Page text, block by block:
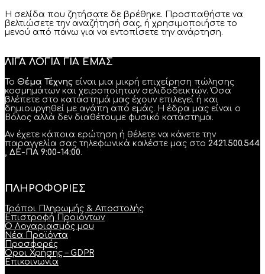
Η σελίδα που ζητήσατε δε βρέθηκε. Προσπαθήστε να
βελτιώσετε την αναζήτησή σας, ή χρησιμοποιήστε το
μενού από πάνω για να εντοπίσετε την ανάρτηση.
ΛΙΓΑ ΛΟΓΙΑ ΓΙΑ ΕΜΑΣ
Το Θέμα Τέχνης είναι μια μικρή επιχείρηση πώλησης
κοσμημάτων και χειροποίητων σελιδοδεικτών. Όσα
βλέπετε στο κατάστημά μας έχουν επιλεγεί ή και
δημιουργηθεί με αγάπη από εμάς. Η έδρα μας είναι ο
Βόλος αλλά δεν διαθέτουμε φυσικό κατάστημα.
Αν έχετε κάποια ερώτηση ή θέλετε να κάνετε την
παραγγελία σας τηλεφωνικά καλέστε μας στο 2421.500.544
, ΔΕ-ΠΑ 9:00-14:00.
ΠΛΗΡΟΦΟΡΙΕΣ
Τρόποι Πληρωμής & Αποστολής
Επιστροφή Προϊόντων
Ο Λογαριασμός μου
Νέα Προϊόντα
Προσφορές
Όροι Χρήσης – GDPR
Επικοινωνία